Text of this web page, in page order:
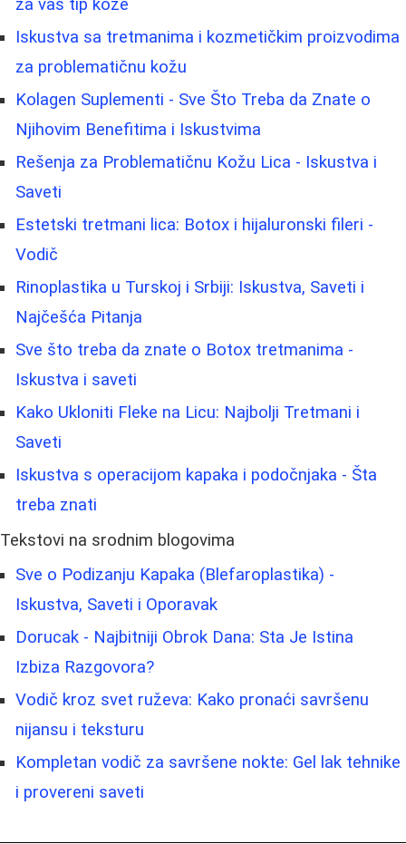
za vaš tip kože
Iskustva sa tretmanima i kozmetičkim proizvodima
za problematičnu kožu
Kolagen Suplementi - Sve Što Treba da Znate o
Njihovim Benefitima i Iskustvima
Rešenja za Problematičnu Kožu Lica - Iskustva i
Saveti
Estetski tretmani lica: Botox i hijaluronski fileri -
Vodič
Rinoplastika u Turskoj i Srbiji: Iskustva, Saveti i
Najčešća Pitanja
Sve što treba da znate o Botox tretmanima -
Iskustva i saveti
Kako Ukloniti Fleke na Licu: Najbolji Tretmani i
Saveti
Iskustva s operacijom kapaka i podočnjaka - Šta
treba znati
Tekstovi na srodnim blogovima
Sve o Podizanju Kapaka (Blefaroplastika) -
Iskustva, Saveti i Oporavak
Dorucak - Najbitniji Obrok Dana: Sta Je Istina
Izbiza Razgovora?
Vodič kroz svet ruževa: Kako pronaći savršenu
nijansu i teksturu
Kompletan vodič za savršene nokte: Gel lak tehnike
i provereni saveti